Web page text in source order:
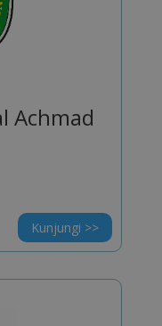
Achmad
Kunjungi >>